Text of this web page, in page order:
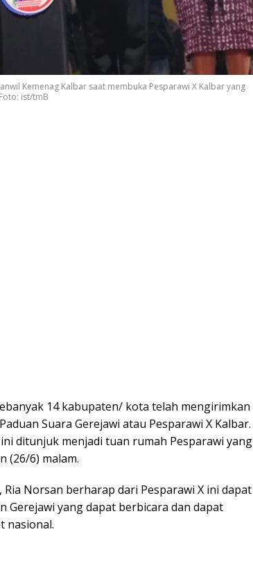
Kemenag Kalbar saat membuka Pesparawi X Kalbar yang
ist/tmB
14 kabupaten/ kota telah mengirimkan
Suara Gerejawi atau Pesparawi X Kalbar.
ditunjuk menjadi tuan rumah Pesparawi yang
(26/6) malam.
Norsan berharap dari Pesparawi X ini dapat
Gerejawi yang dapat berbicara dan dapat
nasional.